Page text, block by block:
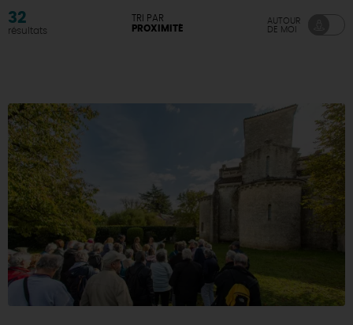
32
résultats
TRI PAR
PROXIMITÉ
AUTOUR
DE MOI